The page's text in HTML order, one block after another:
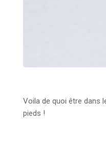
Voila de quoi être dans
pieds !